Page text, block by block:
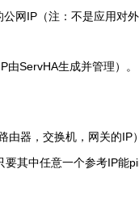
公网IP （注：不是应用对
由ServHA生成并管理）。
由器，交换机，网关的IP
要其中任意一个参考IP能